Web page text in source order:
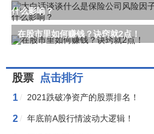
什么影响？
在股市里如何赚钱？诀窍就2点！
股票 点击排行
1 / 2021跌破净资产的股票排名！
2 / 年底前A股行情波动大逻辑！